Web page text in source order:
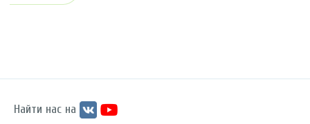
Найти нас на